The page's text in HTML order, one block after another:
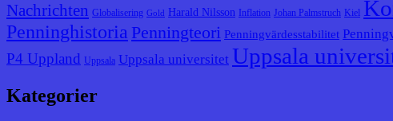
Nachrichten Globalisering Gold Harald Nilsson Inflation Johan Palmstruch Kiel
Penninghistoria Penningteori Penningvärdesstabilitet
P4 Uppland Uppsala Uppsala universitet Uppsala
Kategorier